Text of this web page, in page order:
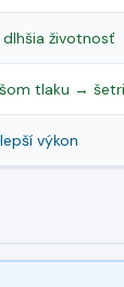
dlhšia životnosť
tlaku →
výkon